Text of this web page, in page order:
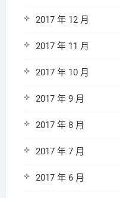
2017 年 12 月
2017 年 11 月
2017 年 10 月
2017 年 9 月
2017 年 8 月
2017 年 7 月
2017 年 6 月